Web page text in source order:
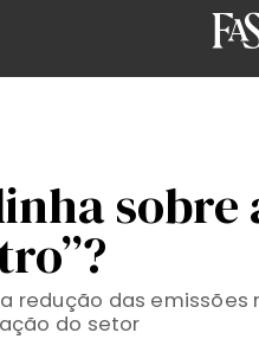
sobre
redução das emissões
do setor